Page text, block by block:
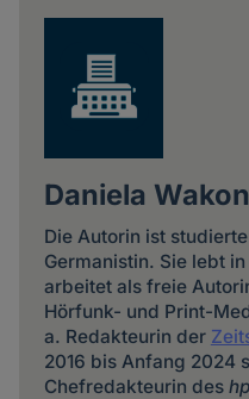
Daniela
Die Autorin ist
Germanistin. Sie lebt
arbeitet als freie
Hörfunk- und Print-
a. Redakteurin der
2016 bis Anfang 2024
Chefredakteurin des